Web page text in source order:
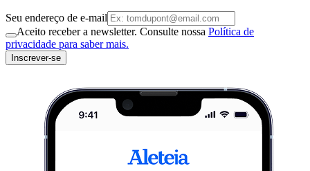
Seu endereço de e-mail
Aceito receber a newsletter. Consulte nossa Política de
privacidade para saber mais.
Inscrever-se